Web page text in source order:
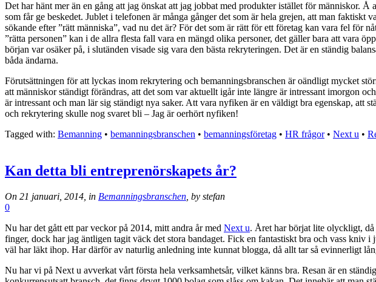
Det har hänt mer än en gång att jag önskat att jag jobbat med produkter istället för människor.
som får ge beskedet. Jublet i telefonen är många gånger det som är hela grejen, att man
sökande efter ”rätt människa”, vad nu det är? För det som är rätt för ett företag kan vara fel för
”rätta personen” kan i de allra flesta fall vara en mängd olika personer, det gäller bara att vara
början var osäker på, i slutänden visade sig vara den bästa rekryteringen. Det är en ständig
båda ändarna.
Förutsättningen för att lyckas inom rekrytering och bemanningsbranschen är oändligt mycket
att människor ständigt förändras, att det som var aktuellt igår inte längre är intressant imorgon
är intressant och man lär sig ständigt nya saker. Att vara nyfiken är en väldigt bra egenskap, att
och rekrytering skulle nog svaret bli – Jag är oerhört nyfiken!
Tagged with: Bemanning • bemanningsbranschen • bemanningsföretag • HR frågor• Next u •
Kan detta bli entreprenörskapets år?
On 21 januari, 2014, in Bemanningsbranschen , by stefan
0
Nu har det gått ett par veckor på 2014, mitt andra år med Next u. Året har börjat lite olyckligt, då
finger, dock har jag äntligen tagit väck det stora bandaget. Fick en fantastiskt bra och vass
väl har läkt ihop. Har därför av naturlig anledning inte kunnat blogga, då allt tar så evinnerligt
Nu har vi på Next u avverkat vårt första hela verksamhetsår, vilket känns bra. Resan är en